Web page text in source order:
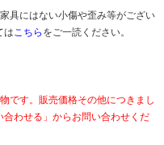
具にはない小傷や歪み等がござい
は こちら をご一読ください。
です。販売価格その他につきまし
わせる」からお問い合わせくだ